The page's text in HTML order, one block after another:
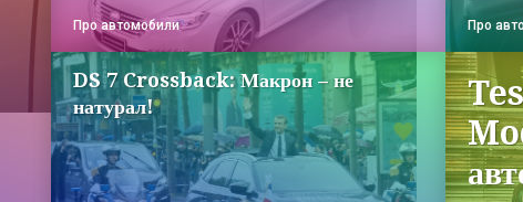
Про автомобили
DS 7 Crossback: Макрон – не
натурал!
Про